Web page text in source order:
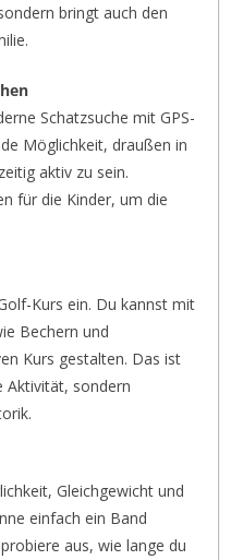
bringt auch den
Schatzsuche mit GPS-
Möglichkeit, draußen in
aktiv zu sein.
für die Kinder, um die
Kurs ein. Du kannst mit
Bechern und
Kurs gestalten. Das ist
Aktivität, sondern
Gleichgewicht und
einfach ein Band
aus, wie lange du